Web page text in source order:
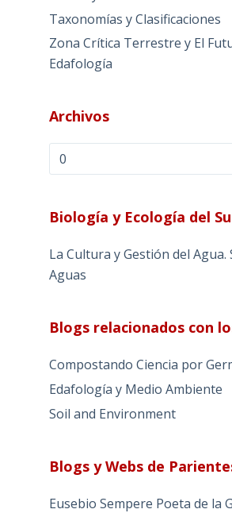
Taxonomías y Clasificaciones
Zona Crítica Terrestre y El
Edafología
Archivos
Archivos
Biología y Ecología del
La Cultura y Gestión del Agua.
Aguas
Blogs relacionados con
Compostando Ciencia por
Edafología y Medio Ambiente
Soil and Environment
Blogs y Webs de
Eusebio Sempere Poeta de la